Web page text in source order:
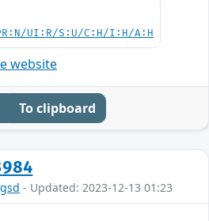
UI:R/S:U/C:H/I:H/A:H
website
To clipboard
gsd - Updated: 2023-12-13 01:23